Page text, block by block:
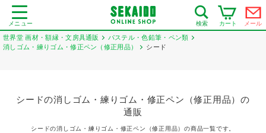
メニュー 検索 カート メール
世界堂 画材・額縁・文房具通販
パステル・色鉛筆・ペン類
消しゴム・練りゴム・修正ペン（修正用品）
シード
シードの消しゴム・練りゴム・修正ペン（修正用品）の
通販
シードの消しゴム・練りゴム・修正ペン（修正用品）の商品一覧です。